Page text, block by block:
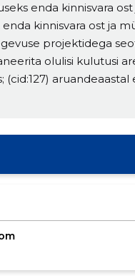
enda kinnisvara ost
kinnisvara ost ja
projektidega
olulisi kulutusi
aruandeaastal